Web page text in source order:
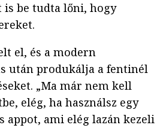
is be tudta lőni, hogy
el, és a modern
után produkálja a fentinél
„Ma már nem kell
elég, ha használsz egy
appot, ami elég lazán kezeli